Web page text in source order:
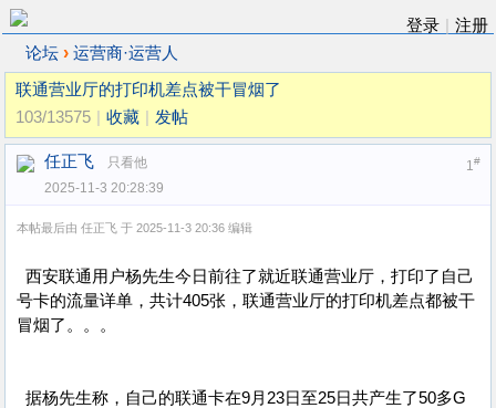
登录
注册
论坛 › 运营商·运营人
联通营业厅的打印机差点被干冒烟了
103/13575
收藏 发帖
1#
任正飞
只看他
2025-11-3 20:28:39
本帖最后由 任正飞 于 2025-11-3 20:36 编辑
西安联通用户杨先生今日前往了就近联通营业厅，打印了自己
号卡的流量详单，共计405张，联通营业厅的打印机差点都被干
冒烟了。。。
据杨先生称，自己的联通卡在9月23日至25日共产生了50多G